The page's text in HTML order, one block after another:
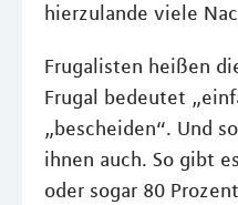
hierzulande viele
Frugalisten heißen
Frugal bedeutet
„bescheiden“. Und
ihnen auch. So gibt
oder sogar 80